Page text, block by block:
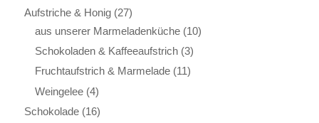
Aufstriche & Honig (27)
aus unserer Marmeladenküche (10)
Schokoladen & Kaffeeaufstrich (3)
Fruchtaufstrich & Marmelade (11)
Weingelee (4)
Schokolade (16)